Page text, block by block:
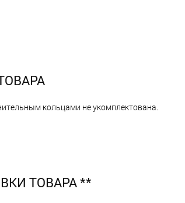
кольцами не укомплектована.
ТОВАРА **